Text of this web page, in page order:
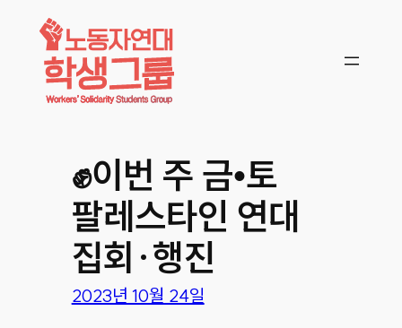
콘텐츠로
바로가기
✊이번 주 금•토
팔레스타인 연대
집회·행진
2023년 10월 24일